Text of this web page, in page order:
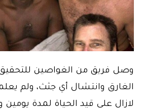
وصل فريق من الغواصين
الغارق وانتشال أي جثث، ولم
لازال على قيد الحياة لمدة